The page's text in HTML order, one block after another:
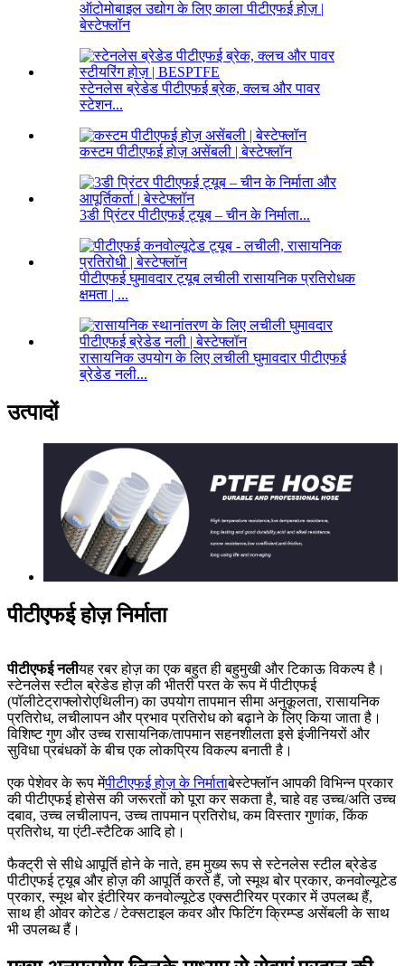
ऑटोमोबाइल उद्योग के लिए काला पीटीएफई होज़ |
बेस्टेफ्लॉन
स्टेनलेस ब्रेडेड पीटीएफई ब्रेक, क्लच और पावर
स्टेशन...
कस्टम पीटीएफई होज़ असेंबली | बेस्टेफ्लॉन
3डी प्रिंटर पीटीएफई ट्यूब – चीन के निर्माता...
पीटीएफई घुमावदार ट्यूब लचीली रासायनिक प्रतिरोधक
क्षमता | ...
रासायनिक उपयोग के लिए लचीली घुमावदार पीटीएफई
ब्रेडेड नली...
उत्पादों
पीटीएफई होज़ निर्माता
पीटीएफई नलीयह रबर होज़ का एक बहुत ही बहुमुखी और टिकाऊ विकल्प है।
स्टेनलेस स्टील ब्रेडेड होज़ की भीतरी परत के रूप में पीटीएफई
(पॉलीटेट्राफ्लोरोएथिलीन) का उपयोग तापमान सीमा अनुकूलता, रासायनिक
प्रतिरोध, लचीलापन और प्रभाव प्रतिरोध को बढ़ाने के लिए किया जाता है।
विशिष्ट गुण और उच्च रासायनिक/तापमान सहनशीलता इसे इंजीनियरों और
सुविधा प्रबंधकों के बीच एक लोकप्रिय विकल्प बनाती है।
एक पेशेवर के रूप मेंपीटीएफई होज़ के निर्माताबेस्टेफ्लॉन आपकी विभिन्न प्रकार
की पीटीएफई होसेस की जरूरतों को पूरा कर सकता है, चाहे वह उच्च/अति उच्च
दबाव, उच्च लचीलापन, उच्च तापमान प्रतिरोध, कम विस्तार गुणांक, किंक
प्रतिरोध, या एंटी-स्टैटिक आदि हो।
फैक्ट्री से सीधे आपूर्ति होने के नाते, हम मुख्य रूप से स्टेनलेस स्टील ब्रेडेड
पीटीएफई ट्यूब और होज़ की आपूर्ति करते हैं, जो स्मूथ बोर प्रकार, कनवोल्यूटेड
प्रकार, स्मूथ बोर इंटीरियर कनवोल्यूटेड एक्सटीरियर प्रकार में उपलब्ध हैं,
साथ ही ओवर कोटेड / टेक्सटाइल कवर और फिटिंग क्रिम्प्ड असेंबली के साथ
भी उपलब्ध हैं।